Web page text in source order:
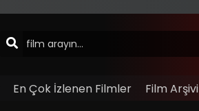
En Çok İzlenen Filmler Film Arşivi